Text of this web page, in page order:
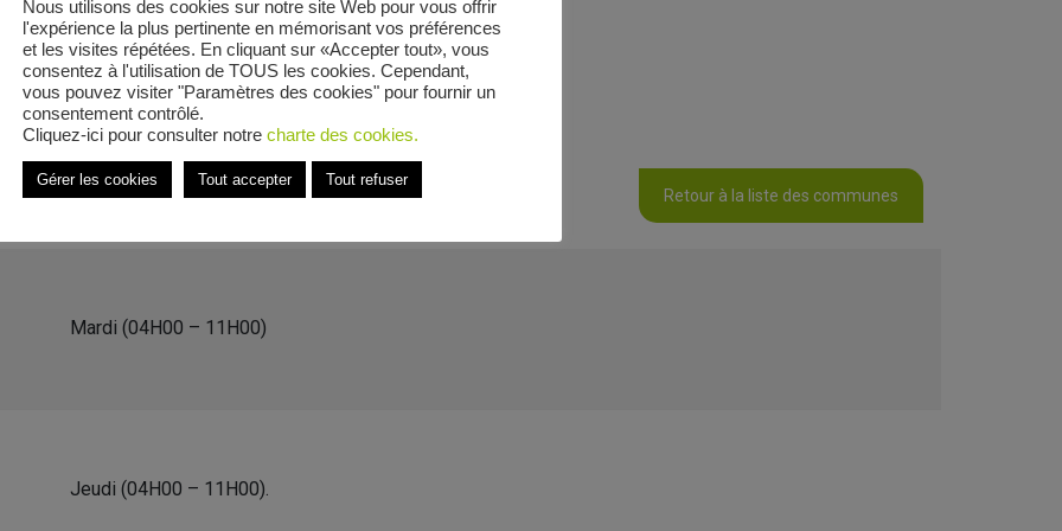
Guibal
Barthelemy Guibal Retour à la liste des communes
Mardi (04H00 – 11H00)
Jeudi (04H00 – 11H00).
Nous utilisons des cookies sur notre site Web pour vous offrir
l'expérience la plus pertinente en mémorisant vos préférences
et les visites répétées. En cliquant sur «Accepter tout», vous
consentez à l'utilisation de TOUS les cookies. Cependant,
vous pouvez visiter "Paramètres des cookies" pour fournir un
consentement contrôlé.
Cliquez-ici pour consulter notre charte des cookies.
Gérer les cookies Tout accepter Tout refuser